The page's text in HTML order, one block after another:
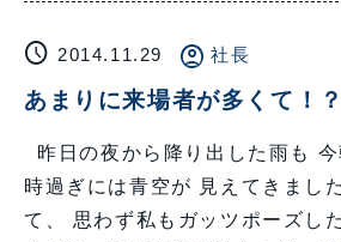
schedule 2014.11.29 account_circle 社長
あまりに来場者が多くて！
昨日の夜から降り出した雨も 今
時過ぎには青空が 見えてきまし
て、 思わず私もガッツポーズし